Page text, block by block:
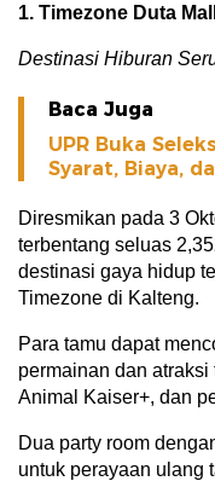
1. Timezone Duta
Destinasi Hiburan
Baca Juga
UPR Buka
Syarat, Biaya,
Diresmikan pada 3
terbentang seluas
destinasi gaya hidup
Timezone di Kalteng.
Para tamu dapat
permainan dan
Animal Kaiser+, dan
Dua party room
untuk perayaan ulang